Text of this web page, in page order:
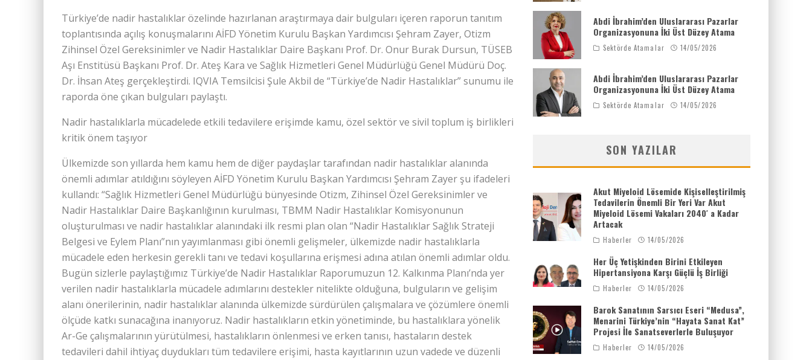
Türkiye’de nadir hastalıklar özelinde hazırlanan araştırmaya dair bulguları içeren raporun tanıtım
toplantısında açılış konuşmalarını AİFD Yönetim Ku­rulu Başkan Yardımcısı Şehram Zayer, Otizm
Zihinsel Özel Gereksinimler ve Nadir Hasta­lıklar Daire Başkanı Prof. Dr. Onur Burak Dursun, TÜSEB
Aşı Enstitüsü Başkanı Prof. Dr. Ateş Kara ve Sağlık Hizmetleri Genel Müdürlüğü Genel Mü­dürü Doç.
Dr. İhsan Ateş gerçekleştirdi. IQVIA Temsilcisi Şule Akbil de “Türkiye’de Nadir Hastalıklar” sunumu ile
raporda öne çıkan bulguları paylaştı.
Nadir hastalıklarla mücadelede etkili tedavilere erişimde kamu, özel sektör ve sivil toplum iş birlikleri
kritik önem taşıyor
Ülkemizde son yıllarda hem kamu hem de diğer paydaşlar tara­­fından nadir hastalıklar alanında
önemli adımlar atıldığını söyleyen AİFD Yönetim Kurulu Başkan Yardımcısı Şehram Zayer şu ifadeleri
kullandı: “Sağ­lık Hizmetleri Genel Mü­dür­­lüğü bünyesinde Otizm, Zihinsel Özel Gereksinimler ve
Nadir Hastalıklar Daire Başkan­lığının kurulması, TBMM Nadir Hastalıklar Komisyonunun
oluşturulması ve nadir hastalıklar alanındaki ilk resmi plan olan “Nadir Hastalıklar Sağlık Stra­teji
Belgesi ve Eylem Planı”nın yayımlanması gibi önemli gelişmeler, ülkemizde nadir hastalıklarla
mücadele eden herkesin gerekli tanı ve tedavi koşul­la­rına erişmesi adına atılan önem­li adımlar oldu.
Bugün sizlerle paylaştığımız Türkiye’de Nadir Hastalıklar Raporu­muzun 12. Kalkınma Planı’n­da yer
verilen nadir hastalıklarla mücadele adımlarını destekler nitelikte olduğuna, bulguların ve gelişim
alanı önerilerinin, nadir hastalıklar alanında ülkemizde sürdürülen çalışmalara ve çözümlere önemli
ölçüde katkı sunacağına inanıyoruz. Nadir hastalıkların etkin yönetiminde, bu hastalıklara yönelik
Ar-Ge çalışmalarının yürütülmesi, hastalıkların önlenmesi ve erken tanısı, hastaların destek
tedavileri dahil ihtiyaç duydukları tüm tedavilere erişimi, hasta kayıtlarının uzun vadede ve düzen­li
Abdi İbrahim’den Uluslararası Pazarlar
Organizasyonuna İki Üst Düzey Atama
Sektörde Atamalar 14/05/2026
Abdi İbrahim’den Uluslararası Pazarlar
Organizasyonuna İki Üst Düzey Atama
Sektörde Atamalar 14/05/2026
SON YAZILAR
Akut Miyeloid Lösemide Kişiselleştirilmiş
Tedavilerin Önemli Bir Yeri Var Akut
Miyeloid Lösemi Vakaları 2040′ a Kadar
Artacak
Haberler 14/05/2026
Her Üç Yetişkinden Birini Etkileyen
Hipertansiyona Karşı Güçlü İş Birliği
Haberler 14/05/2026
Barok Sanatının Sarsıcı Eseri “Medusa”,
Menarini Türkiye’nin “Hayata Sanat Kat”
Projesi İle Sanatseverlerle Buluşuyor
Haberler 14/05/2026